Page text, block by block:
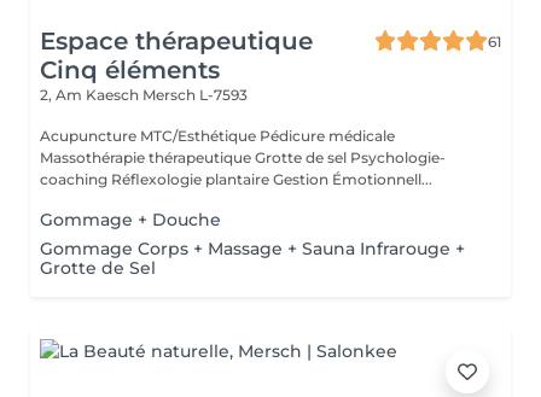
Espace thérapeutique
Cinq éléments
61
2, Am Kaesch Mersch L-7593
Acupuncture MTC/Esthétique Pédicure médicale
Massothérapie thérapeutique Grotte de sel Psychologie-
coaching Réflexologie plantaire Gestion Émotionnell...
Gommage + Douche
Gommage Corps + Massage + Sauna Infrarouge +
Grotte de Sel